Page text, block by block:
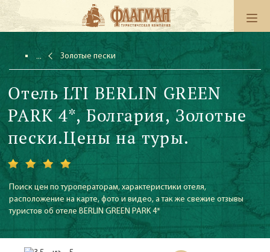
Золотые пески
Отель LTI BERLIN GREEN
PARK 4*, Болгария, Золотые
пески.Цены на туры.
Поиск цен по туроператорам, характеристики отеля,
расположение на карте, фото и видео, а так же свежие отзывы
туристов об отеле BERLIN GREEN PARK 4*